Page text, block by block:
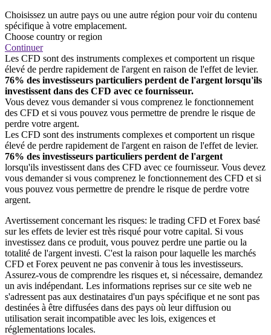
Choisissez un autre pays ou une autre région pour voir du contenu
spécifique à votre emplacement.
Choose country or region
Continuer
Les CFD sont des instruments complexes et comportent un risque
élevé de perdre rapidement de l'argent en raison de l'effet de levier.
76% des investisseurs particuliers perdent de l'argent lorsqu'ils
investissent dans des CFD avec ce fournisseur.
Vous devez vous demander si vous comprenez le fonctionnement
des CFD et si vous pouvez vous permettre de prendre le risque de
perdre votre argent.
Les CFD sont des instruments complexes et comportent un risque
élevé de perdre rapidement de l'argent en raison de l'effet de levier.
76% des investisseurs particuliers perdent de l'argent
lorsqu'ils investissent dans des CFD avec ce fournisseur. Vous devez
vous demander si vous comprenez le fonctionnement des CFD et si
vous pouvez vous permettre de prendre le risque de perdre votre
argent.
Avertissement concernant les risques: le trading CFD et Forex basé
sur les effets de levier est très risqué pour votre capital. Si vous
investissez dans ce produit, vous pouvez perdre une partie ou la
totalité de l'argent investi. C'est la raison pour laquelle les marchés
CFD et Forex peuvent ne pas convenir à tous les investisseurs.
Assurez-vous de comprendre les risques et, si nécessaire, demandez
un avis indépendant. Les informations reprises sur ce site web ne
s'adressent pas aux destinataires d'un pays spécifique et ne sont pas
destinées à être diffusées dans des pays où leur diffusion ou
utilisation serait incompatible avec les lois, exigences et
réglementations locales.